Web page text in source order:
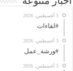
5 أغسطس، 2026
#لقاءات
5 أغسطس، 2026
#ورشة_عمل
5 أغسطس، 2026